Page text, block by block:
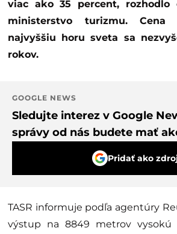
viac ako 35 percent, rozhodlo
ministerstvo turizmu.
najvyššiu horu sveta sa
rokov.
GOOGLE NEWS
Sledujte interez v Google
správy od nás budete mať
Pridať ako
TASR informuje podľa agentúry
výstup na 8849 metrov vysokú